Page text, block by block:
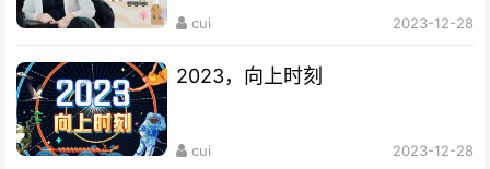
cui 2023-12-28
2023，向上时刻
cui 2023-12-28